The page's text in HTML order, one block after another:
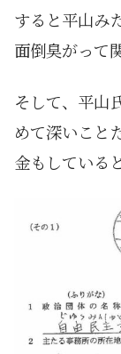
すると平山み
面倒臭がって
そして、平山
めて深いこと
金もしている